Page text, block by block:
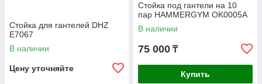
Стойка для гантелей DHZ
E7067
В наличии
Цену уточняйте
Стойка под гантели на 10
пар HAMMERGYM OK0005A
В наличии
75 000 ₸
Купить